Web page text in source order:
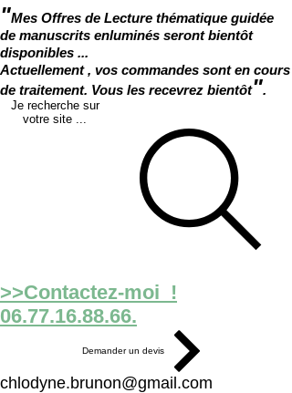
"Mes Offres de Lecture thématique guidée
de manuscrits enluminés seront bientôt
disponibles ...
Actuellement , vos commandes sont en cours
de traitement. Vous les recevrez bientôt".
Je recherche sur
votre site ...
>>Contactez-moi !
06.77.16.88.66.
Demander un devis
chlodyne.brunon@gmail.com